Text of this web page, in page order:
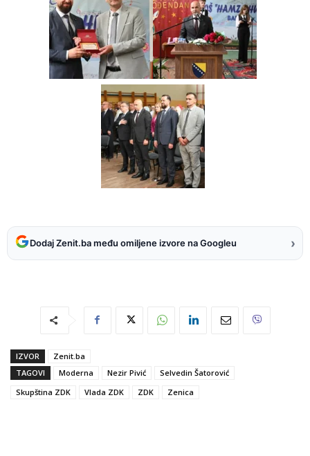
Dodaj Zenit.ba među omiljene izvore na Googleu ›
IZVOR
Zenit.ba
TAGOVI
Moderna Nezir Pivić
Selvedin Šatorović
Skupština ZDK
Vlada ZDK ZDK Zenica